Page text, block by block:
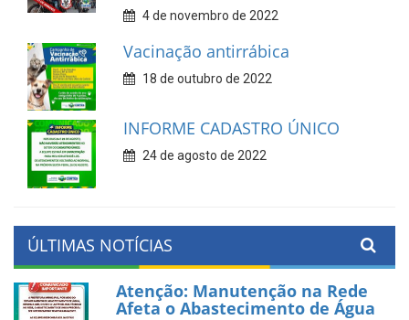
4 de novembro de 2022
Vacinação antirrábica
18 de outubro de 2022
INFORME CADASTRO ÚNICO
24 de agosto de 2022
ÚLTIMAS NOTÍCIAS
Atenção: Manutenção na Rede
Afeta o Abastecimento de Água